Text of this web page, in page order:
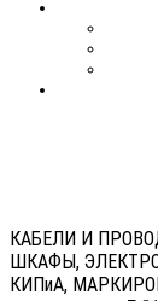
КАБЕЛИ И
ШКАФЫ,
КИПиА,